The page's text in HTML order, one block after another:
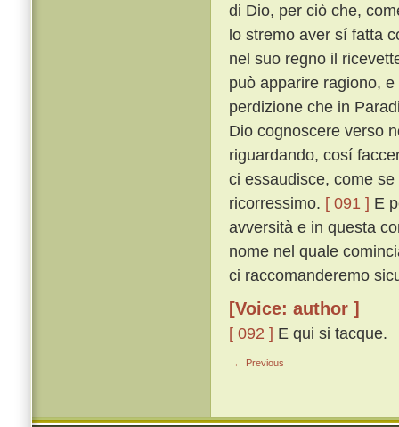
di Dio, per ciò che,
lo stremo aver sí fatta
nel suo regno il
può apparire ragiono,
perdizione che in
Dio cognoscere verso
riguardando, cosí
ci essaudisce, come
ricorressimo. [ 091 ] E
avversità e in questa
nome nel quale
ci raccomanderemo
[Voice: author ]
[ 092 ] E qui si tacque.
← Previous